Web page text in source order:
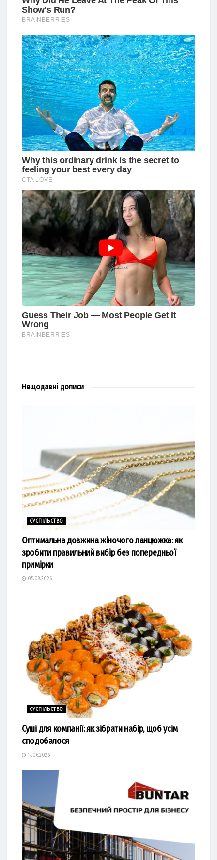
Нещодавні дописи
СУСПІЛЬСТВО
Оптимальна довжина жіночого ланцюжка: як
зробити правильний вибір без попередньої
примірки
05.08.2026
СУСПІЛЬСТВО
Суші для компанії: як зібрати набір, щоб усім
сподобалося
17.06.2026